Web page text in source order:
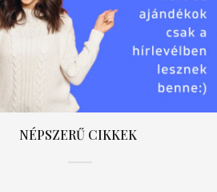
NÉPSZERŰ CIKKEK